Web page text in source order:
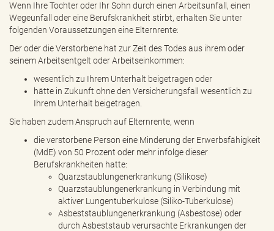
Wenn Ihre Tochter oder Ihr Sohn durch einen Arbeitsunfall, einen
Wegeunfall oder eine Berufskrankheit stirbt, erhalten Sie unter
folgenden Voraussetzungen eine Elternrente:
Der oder die Verstorbene hat zur Zeit des Todes aus ihrem oder
seinem Arbeitsentgelt oder Arbeitseinkommen:
wesentlich zu Ihrem Unterhalt beigetragen oder
hätte in Zukunft ohne den Versicherungsfall wesentlich zu
Ihrem Unterhalt beigetragen.
Sie haben zudem Anspruch auf Elternrente, wenn
die verstorbene Person eine Minderung der Erwerbsfähigkeit
(MdE) von 50 Prozent oder mehr infolge dieser
Berufskrankheiten hatte:
Quarzstaublungenerkrankung (Silikose)
Quarzstaublungenerkrankung in Verbindung mit
aktiver Lungentuberkulose (Siliko-Tuberkulose)
Asbeststaublungenerkrankung (Asbestose) oder
durch Asbeststaub verursachte Erkrankungen der